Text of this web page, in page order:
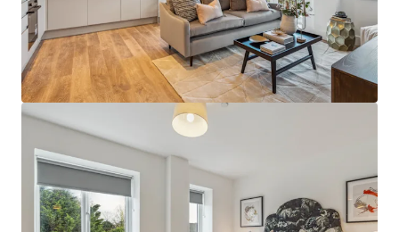
deep affordability profiles, further
supporting the sustainability of the return
profile.
Attractive local area -abundance of
amenities on the doorstep and easy
connections to surrounding popular
neighbourhoods such as Windsor, Taplow,
Henley, Marlow and of course, London.
Built by Feltham Construction
- a group
company with a long-standing track record
of delivering high quality residential assets